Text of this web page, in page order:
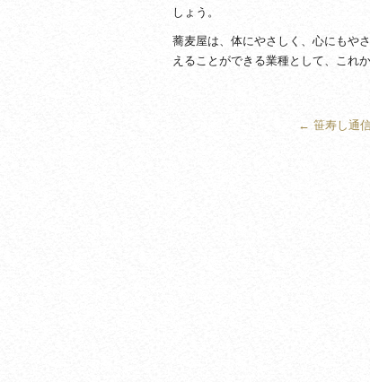
しょう。
蕎麦屋は、体にやさしく、心にもや
えることができる業種として、これ
← 笹寿し通